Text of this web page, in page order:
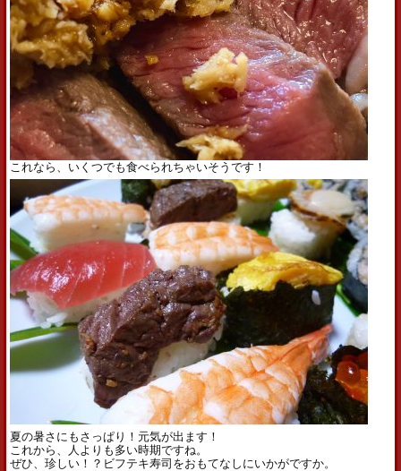
これなら、いくつでも食べられちゃいそうです！
夏の暑さにもさっぱり！元気が出ます！
これから、人よりも多い時期ですね。
ぜひ、珍しい！？ビフテキ寿司をおもてなしにいかがですか。